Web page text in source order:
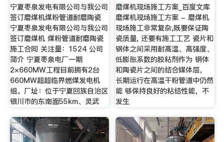
宁夏枣泉发电有限公司与我公司
签订磨煤机煤粉管道耐磨陶瓷
宁夏枣泉发电有限公司与我公司
签订磨煤机 煤粉管道耐磨陶瓷
施工合同 关注量：1524 公司
简介 宁夏枣泉电厂一期
2×660MW工程目前拥有2台
660MW超超临界燃煤发电机
组。厂址：位于宁夏回族自治区
银川市的东南面55km、灵武
磨煤机现场施工方案_百度文库
磨煤机现场施工方案 - 磨煤机
现场施工非常复杂,既要保证陶
瓷质量, 还要有施工工艺 瓷片和
钢体之间采用耐高温、高强度、
低膨胀系数的胶粘剂作为 钢体
和陶瓷片之间的结合媒体层，
长期运行在高温干粉管道中仍然
能 够保持良好的粘结性能，不
发生